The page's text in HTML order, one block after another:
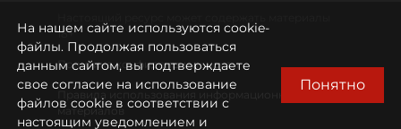
18+
Политика конфиденциальности
Правила использования информационных
материалов
На нашем сайте используются cookie-
файлы. Продолжая пользоваться
данным сайтом, вы подтверждаете
свое согласие на использование
файлов cookie в соответствии с
настоящим уведомлением и
Понятно